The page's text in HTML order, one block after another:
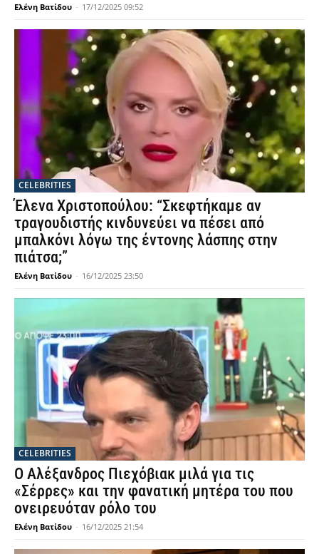
Ελένη Βατίδου - 17/12/2025 09:52
CELEBRITIES
Έλενα Χριστοπούλου: “Σκεφτήκαμε αν
τραγουδιστής κινδυνεύει να πέσει από
μπαλκόνι λόγω της έντονης λάσπης στην
πιάτσα;”
Ελένη Βατίδου - 16/12/2025 23:50
CELEBRITIES
Ο Αλέξανδρος Πιεχόβιακ μιλά για τις
«Σέρρες» και την φανατική μητέρα του που
ονειρευόταν ρόλο του
Ελένη Βατίδου - 16/12/2025 21:54